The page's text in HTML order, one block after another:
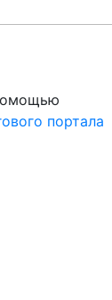
портала